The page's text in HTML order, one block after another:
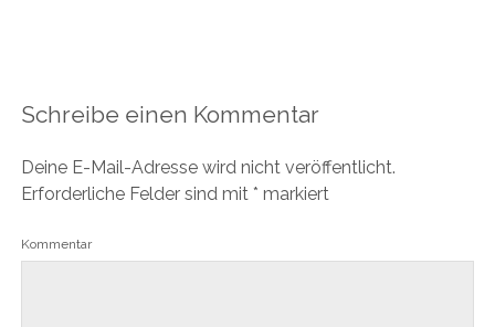
Schreibe einen Kommentar
Deine E-Mail-Adresse wird nicht veröffentlicht.
Erforderliche Felder sind mit * markiert
Kommentar